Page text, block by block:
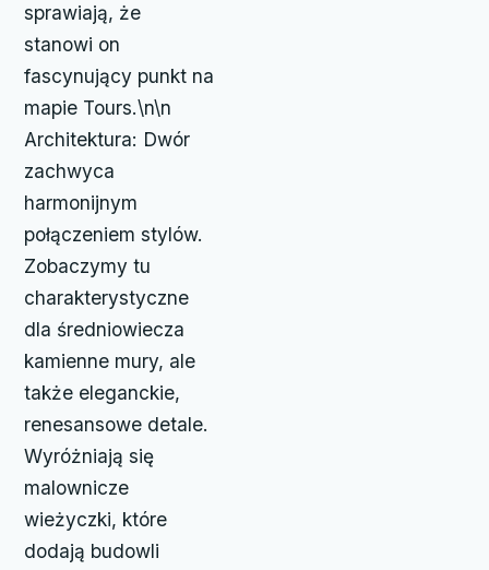
sprawiają, że
stanowi on
fascynujący punkt na
mapie Tours.\n\n
Architektura: Dwór
zachwyca
harmonijnym
połączeniem stylów.
Zobaczymy tu
charakterystyczne
dla średniowiecza
kamienne mury, ale
także eleganckie,
renesansowe detale.
Wyróżniają się
malownicze
wieżyczki, które
dodają budowli